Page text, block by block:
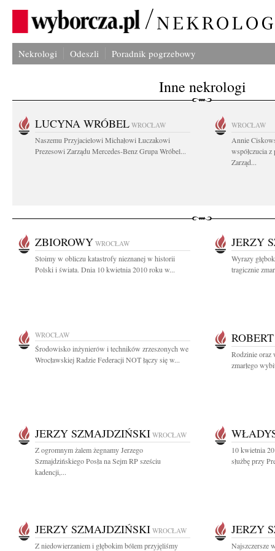
Nekrologi Odeszli Poradnik pogrzebowy
Inne nekrologi
LUCYNA WRÓBEL WROCŁAW
Naszemu Przyjacielowi Michałowi Łuczakowi
Prezesowi Zarządu Mercedes-Benz Grupa Wróbel...
WROCŁAW
Annie
współczucia
Zarząd...
ZBIOROWY WROCŁAW
Stoimy w obliczu katastrofy nieznanej w historii
Polski i świata. Dnia 10 kwietnia 2010 roku w...
JERZY
Wyrazy
tragicznie
WROCŁAW
Środowisko inżynierów i techników zrzeszonych we
Wrocławskiej Radzie Federacji NOT łączy się w...
Rodzinie oraz
zmarłego
JERZY SZMAJDZIŃSKI WROCŁAW
Z ogromnym żalem żegnamy Jerzego
Szmajdzińskiego Posła na Sejm RP sześciu
kadencji,...
10 kwietnia
służbę przy
JERZY SZMAJDZIŃSKI WROCŁAW
Z niedowierzaniem i głębokim bólem przyjęliśmy
JERZY
Najszczersze